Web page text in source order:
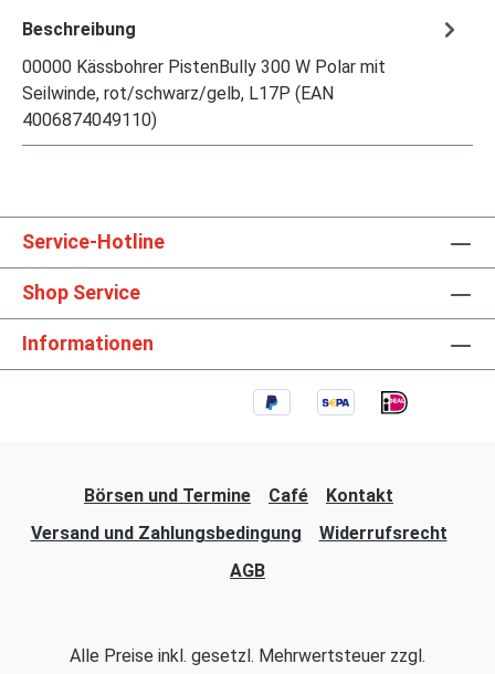
Beschreibung
00000 Kässbohrer PistenBully 300 W Polar mit
Seilwinde, rot/schwarz/gelb, L17P (EAN
4006874049110)
Service-Hotline
Shop Service
Informationen
Börsen und Termine Café
Kontakt
Versand und Zahlungsbedingung
Widerrufsrecht
AGB
Alle Preise inkl. gesetzl. Mehrwertsteuer zzgl.